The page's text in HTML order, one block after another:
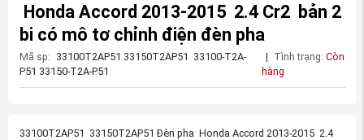
Honda Accord 2013-2015 2.4 Cr2 bản 2
bi có mô tơ chỉnh điện đèn pha
Mã sp: 33100T2AP51 33150T2AP51 33100-T2A-
P51 33150-T2A-P51
| Tình trạng: Còn
hàng
33100T2AP51 33150T2AP51 Đèn pha Honda Accord 2013-2015 2.4